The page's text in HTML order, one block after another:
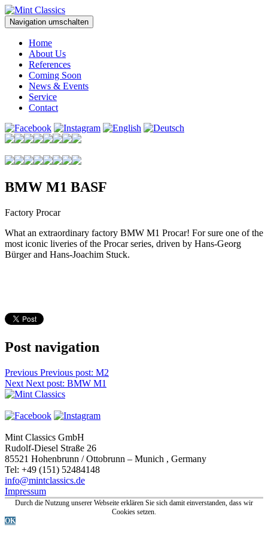
Navigation umschalten
Home
About Us
References
Coming Soon
News & Events
Service
Contact
BMW M1 BASF
Factory Procar
What an extraordinary factory BMW M1 Procar! For sure one of the
most iconic liveries of the Procar series, driven by Hans-Georg
Bürger and Hans-Joachim Stuck.
Post navigation
Previous Previous post: M2
Next Next post: BMW M1
Mint Classics GmbH
Rudolf-Diesel Straße 26
85521 Hohenbrunn / Ottobrunn – Munich , Germany
Tel: +49 (151) 52484148
info@mintclassics.de
Impressum
Durch die Nutzung unserer Webseite erklären Sie sich damit einverstanden, dass wir
Cookies setzen.
OK